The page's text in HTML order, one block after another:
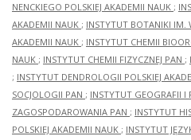
NENCKIEGO POLSKIEJ AKADEMII NAUK ;
AKADEMII NAUK ; INSTYTUT BOTANIKI IM.
AKADEMII NAUK ; INSTYTUT CHEMII
NAUK ; INSTYTUT CHEMII FIZYCZNEJ PAN ;
; INSTYTUT DENDROLOGII POLSKIEJ
SOCJOLOGII PAN ; INSTYTUT GEOGRAFII I
ZAGOSPODAROWANIA PAN ; INSTYTUT
POLSKIEJ AKADEMII NAUK ; INSTYTUT